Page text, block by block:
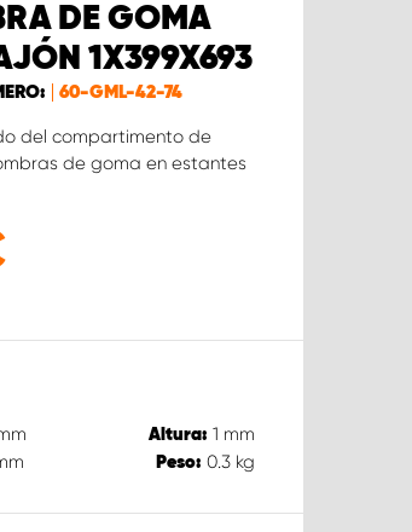
DE GOMA
1X399X693
60-GML-42-74
del compartimento de
de goma en estantes
Altura: 1 mm
Peso: 0.3 kg